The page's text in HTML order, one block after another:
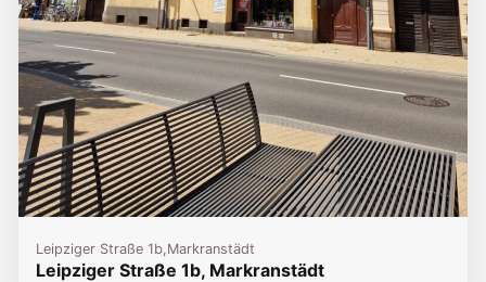
Leipziger Straße 1b, Markranstädt
Leipziger Straße 1b, Markranstädt